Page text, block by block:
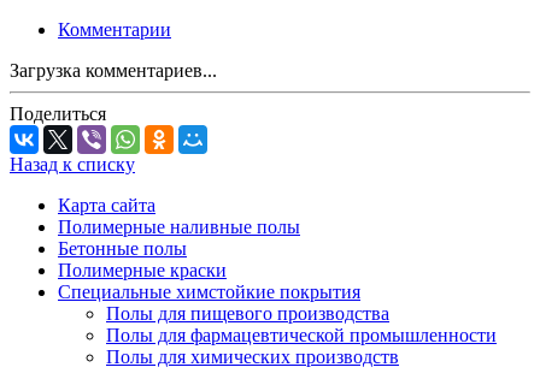
Комментарии
Загрузка комментариев...
Поделиться
Назад к списку
Карта сайта
Полимерные наливные полы
Бетонные полы
Полимерные краски
Специальные химстойкие покрытия
Полы для пищевого производства
Полы для фармацевтической промышленности
Полы для химических производств